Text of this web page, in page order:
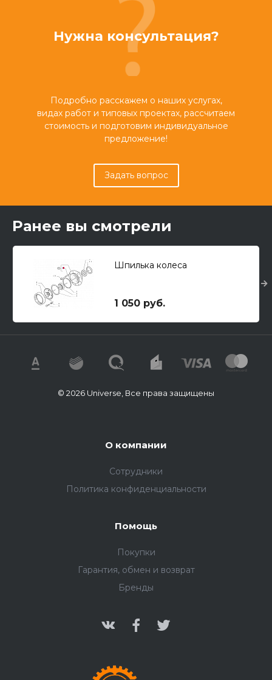
Нужна консультация?
Подробно расскажем о наших услугах,
видах работ и типовых проектах, рассчитаем
стоимость и подготовим индивидуальное
предложение!
Задать вопрос
Ранее вы смотрели
Шпилька колеса
1 050 руб.
© 2026 Universe, Все права защищены
О компании
Сотрудники
Политика конфиденциальности
Помощь
Покупки
Гарантия, обмен и возврат
Бренды